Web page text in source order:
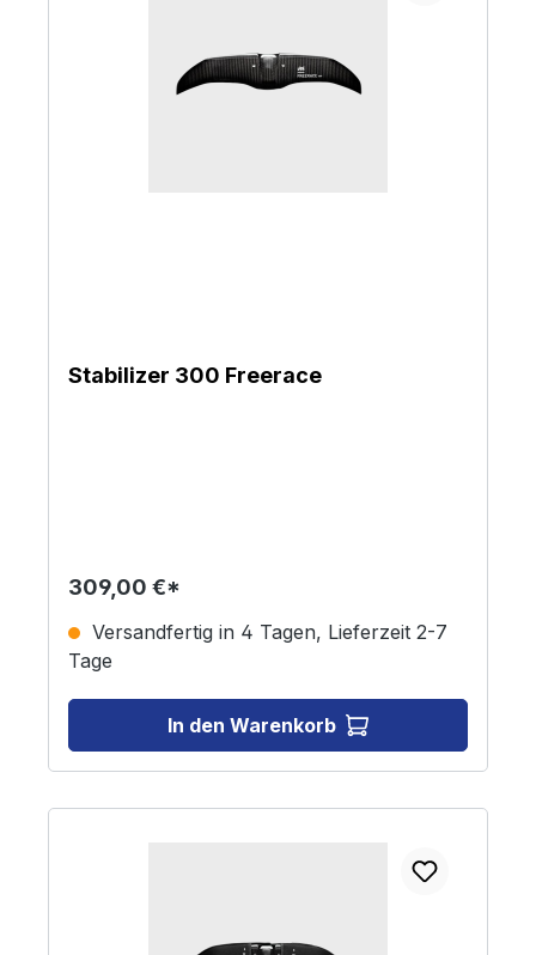
Stabilizer 300 Freerace
309,00 €*
Versandfertig in 4 Tagen, Lieferzeit 2-7
Tage
In den Warenkorb